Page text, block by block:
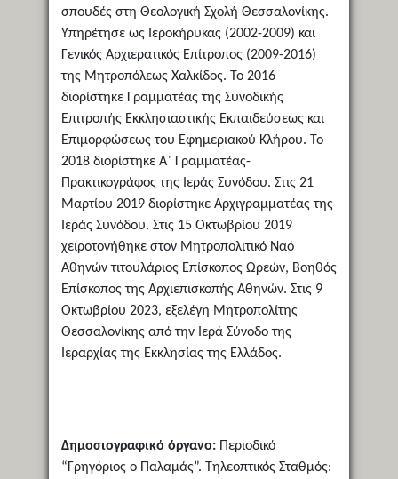
σπουδές στη Θεολογική Σχολή Θεσσαλονίκης.
Υπηρέτησε ως Ιεροκήρυκας (2002-2009) και
Γενικός Αρχιερατικός Επίτροπος (2009-2016)
της Μητροπόλεως Χαλκίδος. Το 2016
διορίστηκε Γραμματέας της Συνοδικής
Επιτροπής Εκκλησιαστικής Εκπαιδεύσεως και
Επιμορφώσεως του Εφημεριακού Κλήρου. Το
2018 διορίστηκε Α΄ Γραμματέας-
Πρακτικογράφος της Ιεράς Συνόδου. Στις 21
Μαρτίου 2019 διορίστηκε Αρχιγραμματέας της
Ιεράς Συνόδου. Στις 15 Οκτωβρίου 2019
χειροτονήθηκε στον Μητροπολιτικό Ναό
Αθηνών τιτουλάριος Επίσκοπος Ωρεών, Βοηθός
Επίσκοπος της Αρχιεπισκοπής Αθηνών. Στις 9
Οκτωβρίου 2023, εξελέγη Μητροπολίτης
Θεσσαλονίκης από την Ιερά Σύνοδο της
Ιεραρχίας της Εκκλησίας της Ελλάδος.
Δημοσιογραφικό όργανο:Περιοδικό
“Γρηγόριος ο Παλαμάς”. Τηλεοπτικός Σταθμός: